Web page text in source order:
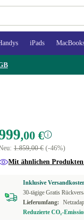
iPads
,00 €
1.859,00 €(-46%)
Mit ähnlichen Produkten
Inklusive
30-tägige Gratis
Lieferumfang:
Reduzierte CO₂-